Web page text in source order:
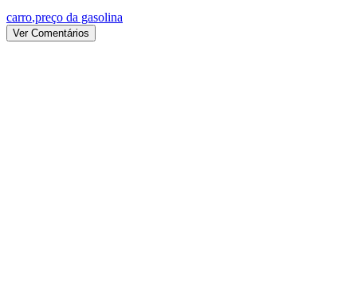
carro,preço da gasolina
Ver Comentários